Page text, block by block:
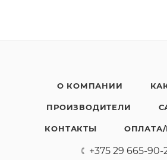
О КОМПАНИИ
ПРОИЗВОДИТЕЛИ
КОНТАКТЫ
+375 29 665-90-